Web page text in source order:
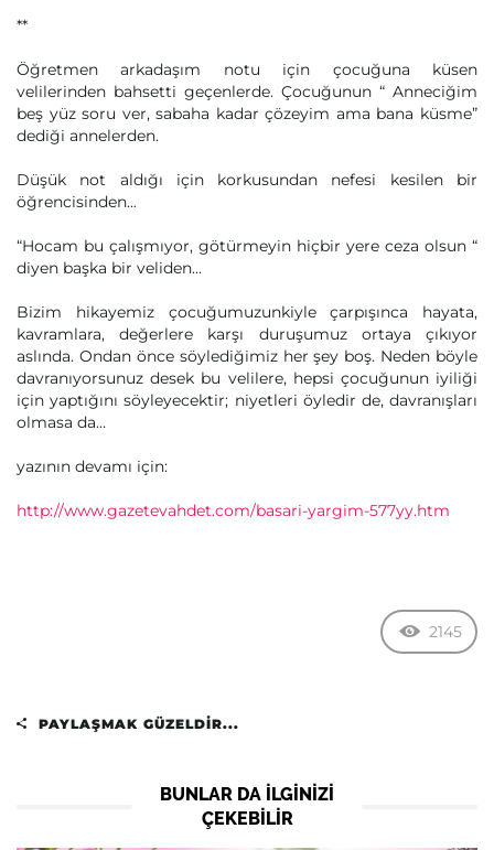
**
Öğretmen arkadaşım notu için çocuğuna küsen
velilerinden bahsetti geçenlerde. Çocuğunun “ Anneciğim
beş yüz soru ver, sabaha kadar çözeyim ama bana küsme”
dediği annelerden.
Düşük not aldığı için korkusundan nefesi kesilen bir
öğrencisinden...
“Hocam bu çalışmıyor, götürmeyin hiçbir yere ceza olsun “
diyen başka bir veliden…
Bizim hikayemiz çocuğumuzunkiyle çarpışınca hayata,
kavramlara, değerlere karşı duruşumuz ortaya çıkıyor
aslında. Ondan önce söylediğimiz her şey boş. Neden böyle
davranıyorsunuz desek bu velilere, hepsi çocuğunun iyiliği
için yaptığını söyleyecektir; niyetleri öyledir de, davranışları
olmasa da…
yazının devamı için:
http://www.gazetevahdet.com/basari-yargim-577yy.htm
2145
PAYLAŞMAK GÜZELDIR...
BUNLAR DA ILGINIZI
ÇEKEBILIR